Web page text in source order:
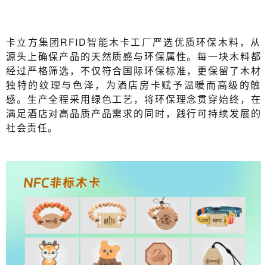
卡立方集团RFID智能木卡工厂严选优质环保木料，从
源头上确保产品的天然质感与环保属性。每一块木料都
经过严格筛选，不仅符合国际环保标准，更保留了木材
独特的纹理与色泽，为酒店房卡赋予温暖而高级的触
感。生产全程采用绿色工艺，将环保理念贯穿始终，在
满足酒店对高品质产品需求的同时，践行可持续发展的
社会责任。